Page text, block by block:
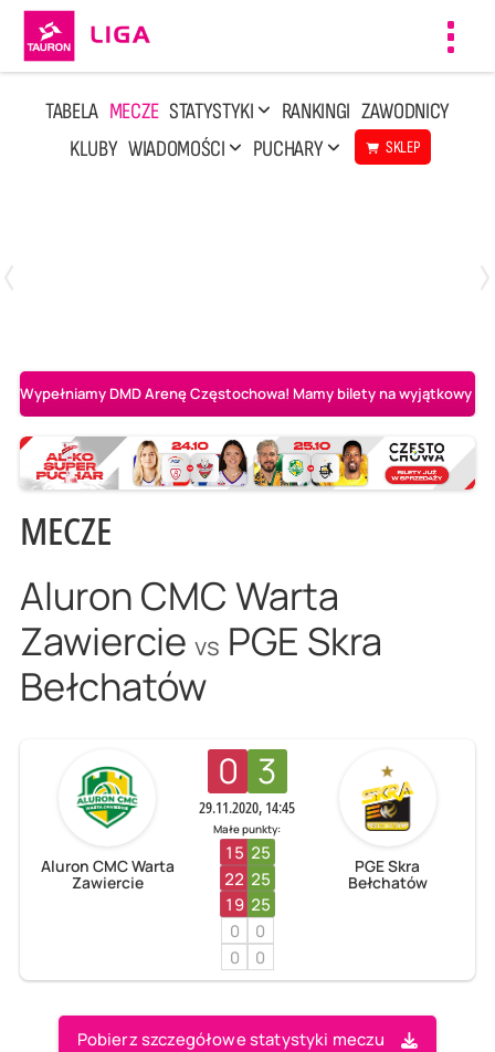
TABELA MECZE STATYSTYKI RANKINGI ZAWODNICY
KLUBY WIADOMOŚCI PUCHARY SKLEP
Wypełniamy DMD Arenę Częstochowa! Mamy bilety na wyjątkowy
MECZE
Aluron CMC Warta
Zawiercie vs PGE Skra
Bełchatów
Aluron CMC Warta
Zawiercie
0 3
29.11.2020, 14:45
Małe punkty:
15 25
22 25
19 25
0
0
0
0
PGE Skra
Bełchatów
Pobierz szczegółowe statystyki meczu